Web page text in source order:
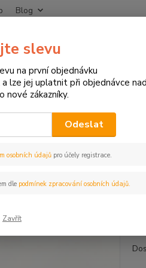
Blog
Hledat
Zapalovací svíčky NGK
svíčka
NGK
za
slevu
na první objednávku
lze jej uplatnit při objednávce
nové zákazníky.
Odeslat
osobních údajů pro účely registrace.
dle podmínek zpracování osobních údajů.
Zavřít